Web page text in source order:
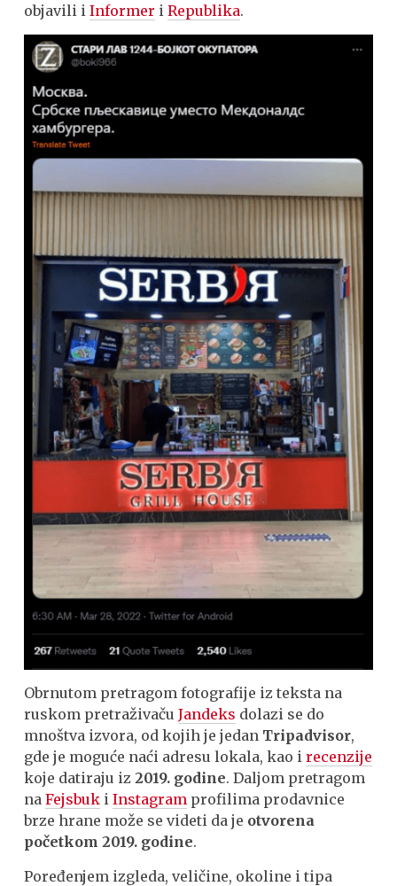
objavili iInformer iRepublika.
Obrnutom pretragom fotografije iz teksta na
ruskom pretraživačuJandeks dolazi se do
mnoštva izvora, od kojih je jedan Tripadvisor,
gde je moguće naći adresu lokala, kao irecenzije
koje datiraju iz2019. godine. Daljom pretragom
naFejsbuk iInstagram profilima prodavnice
brze hrane može se videti da je otvorena
početkom 2019. godine.
Poređenjem izgleda, veličine, okoline i tipa